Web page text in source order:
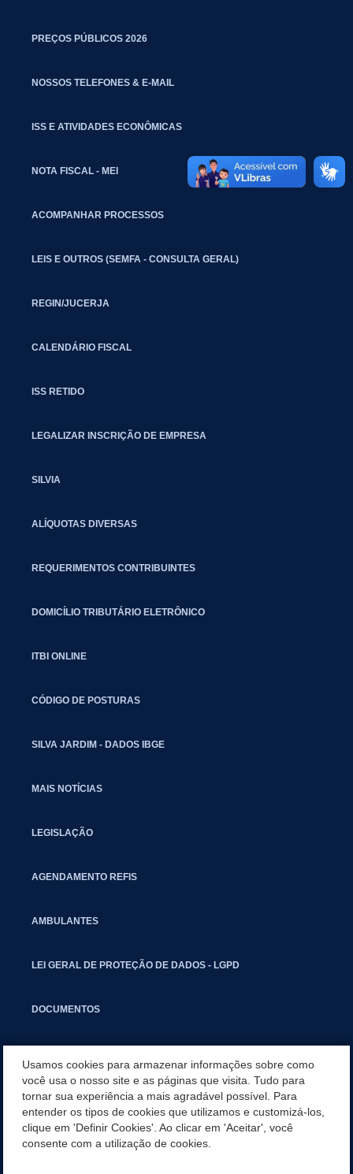
PREÇOS PÚBLICOS 2026
NOSSOS TELEFONES & E-MAIL
ISS E ATIVIDADES ECONÔMICAS
NOTA FISCAL - MEI
ACOMPANHAR PROCESSOS
LEIS E OUTROS (SEMFA - CONSULTA GERAL)
REGIN/JUCERJA
CALENDÁRIO FISCAL
ISS RETIDO
LEGALIZAR INSCRIÇÃO DE EMPRESA
SILVIA
ALÍQUOTAS DIVERSAS
REQUERIMENTOS CONTRIBUINTES
DOMICÍLIO TRIBUTÁRIO ELETRÔNICO
ITBI ONLINE
CÓDIGO DE POSTURAS
SILVA JARDIM - DADOS IBGE
MAIS NOTÍCIAS
LEGISLAÇÃO
AGENDAMENTO REFIS
AMBULANTES
LEI GERAL DE PROTEÇÃO DE DADOS - LGPD
DOCUMENTOS
COMITÊ GESTOR MUNICIPAL
GUIA RÁPIDO
Usamos cookies para armazenar informações sobre como
você usa o nosso site e as páginas que visita. Tudo para
tornar sua experiência a mais agradável possível. Para
entender os tipos de cookies que utilizamos e customizá-los,
clique em 'Definir Cookies'. Ao clicar em 'Aceitar', você
consente com a utilização de cookies.